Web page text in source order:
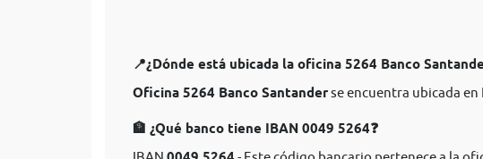
📍¿Dónde está ubicada la oficina 5264 Banco
Oficina 5264 Banco Santanderse encuentra ubicada en
🏦 ¿Qué banco tiene IBAN 0049 5264❓